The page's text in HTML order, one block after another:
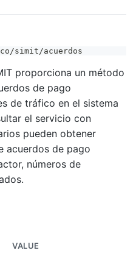
simit/acuerdos
proporciona un método
de pago
de tráfico en el sistema
el servicio con
pueden obtener
acuerdos de pago
números de
VALUE